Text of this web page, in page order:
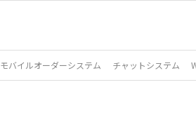
モバイルオーダーシステム チャットシステム